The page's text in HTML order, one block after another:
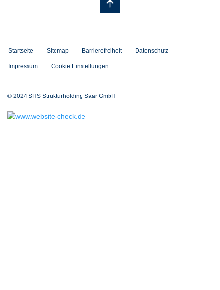
Startseite Sitemap Barrierefreiheit Datenschutz
Impressum Cookie Einstellungen
© 2024 SHS Strukturholding Saar GmbH